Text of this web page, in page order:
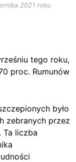
2021 roku
tego roku,
proc. Rumunów
było
zebranych przez
Ta liczba